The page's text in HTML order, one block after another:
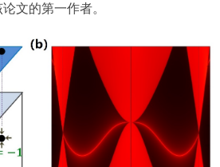
文的第一作者。